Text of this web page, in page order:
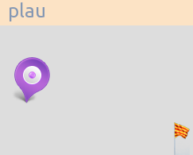
plau